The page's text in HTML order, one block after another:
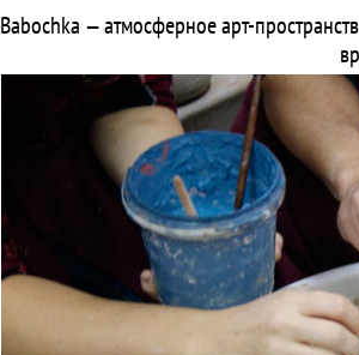
Babochka — атмосферное арт-